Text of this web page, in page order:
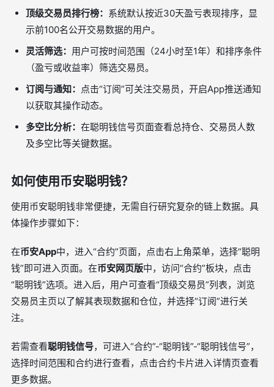
顶级交易员排行榜： 系统默认按近30天盈亏表现排序，显
示前100名公开交易数据的用户。
灵活筛选： 用户可按时间范围（24小时至1年）和排序条件
（盈亏或收益率）筛选交易员。
订阅与通知： 点击“订阅”可关注交易员，开启App推送通知
以获取其操作动态。
多空比分析： 在聪明钱信号页面查看总持仓、交易员人数
及多空比等关键数据。
如何使用币安聪明钱？
使用币安聪明钱非常便捷，无需自行研究复杂的链上数据。具
体操作步骤如下：
在币安App中，进入“合约”页面，点击右上角菜单，选择“聪明
钱”即可进入页面。在币安网页版中，访问“合约”板块，点击
“聪明钱”选项。进入后，用户可查看“顶级交易员”列表，浏览
交易员主页以了解其表现数据和仓位，并选择“订阅”进行关
注。
若需查看聪明钱信号，可进入“合约”-“聪明钱”-“聪明钱信号”，
选择时间范围和合约进行查看，点击合约卡片进入详情页查看
更多数据。